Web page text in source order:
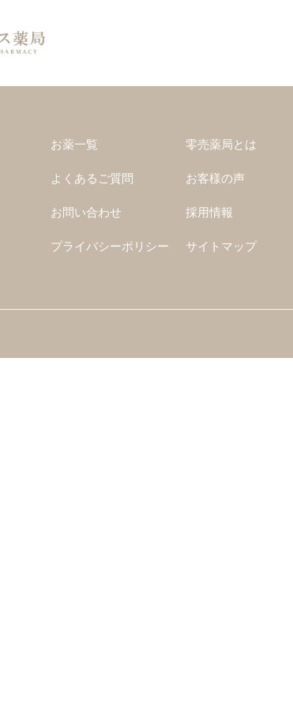
お薬一覧 零売薬局とは
よくあるご質問 お客様の声
お問い合わせ 採用情報
プライバシーポリシー サイトマップ